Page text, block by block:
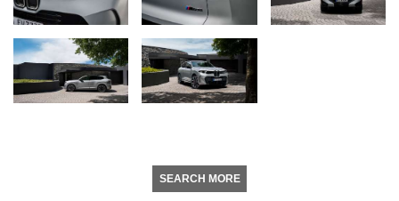
SEARCH MORE